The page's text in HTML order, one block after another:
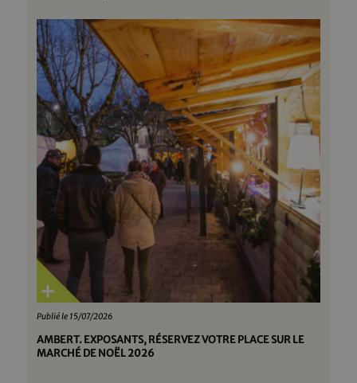
Publié le 15/07/2026
AMBERT. EXPOSANTS, RÉSERVEZ VOTRE PLACE SUR LE
MARCHÉ DE NOËL 2026